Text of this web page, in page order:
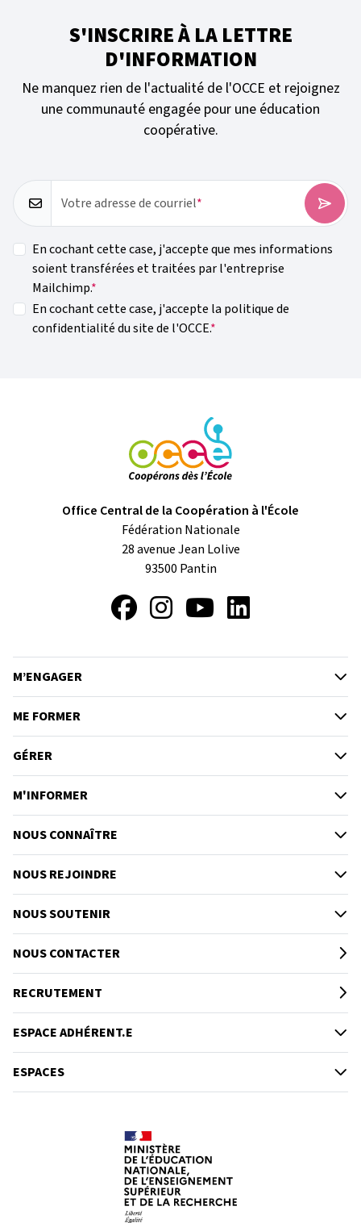
S'INSCRIRE À LA LETTRE
D'INFORMATION
Ne manquez rien de l'actualité de l'OCCE et rejoignez
une communauté engagée pour une éducation
coopérative.
Votre adresse de courriel
En cochant cette case, j'accepte que mes informations
soient transférées et traitées par l'entreprise
Mailchimp.
En cochant cette case, j'accepte la politique de
confidentialité du site de l'OCCE.
Office Central de la Coopération à l'École
Fédération Nationale
28 avenue Jean Lolive
93500 Pantin
FacebookInstagramYouTube
M’ENGAGER
ME FORMER
GÉRER
M'INFORMER
NOUS CONNAÎTRE
NOUS REJOINDRE
NOUS SOUTENIR
NOUS CONTACTER
RECRUTEMENT
ESPACE ADHÉRENT.E
ESPACES